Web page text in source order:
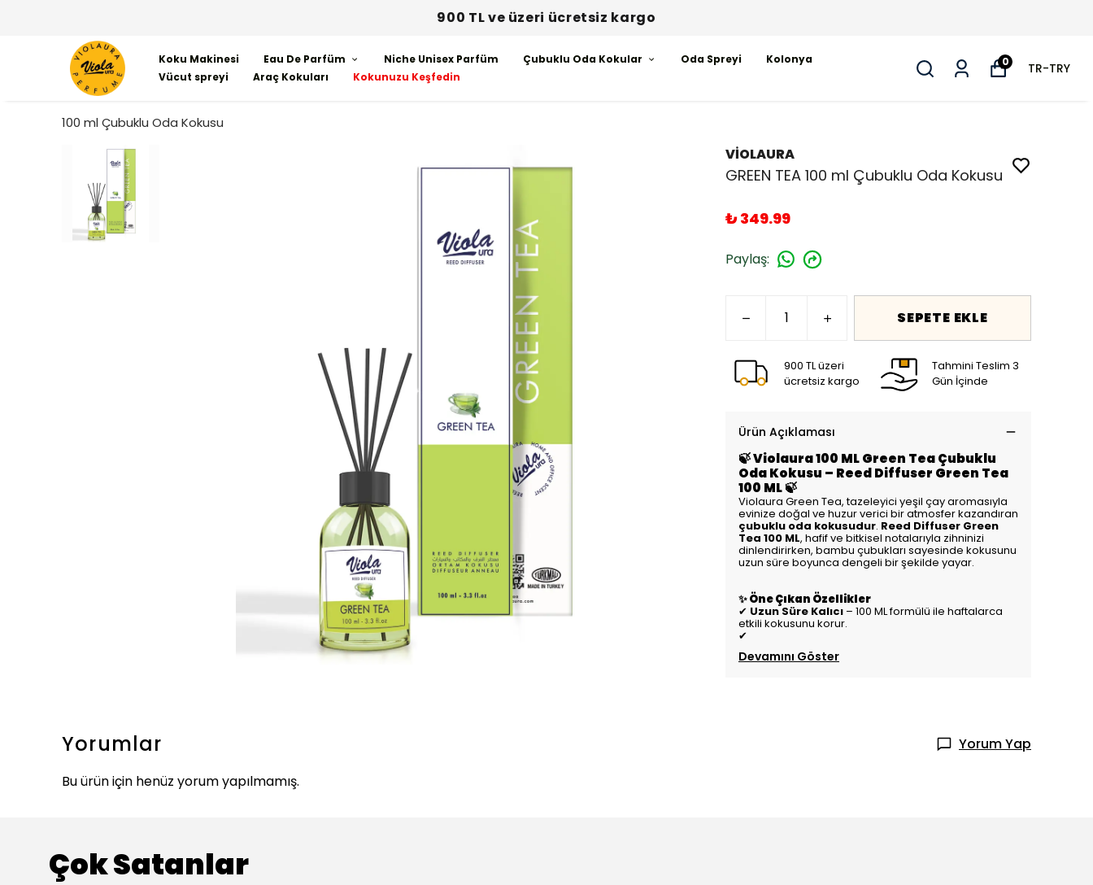
900 TL ve üzeri ücretsiz kargo
Koku Makinesi Eau De Parfüm Niche Unisex Parfüm Çubuklu Oda Kokular Oda Spreyi
Kolonya
Vücut spreyi
Araç Kokuları Kokunuzu Keşfedin
0 TR-TRY
100 ml Çubuklu Oda Kokusu
VİOLAURA
GREEN TEA 100 ml Çubuklu Oda Kokusu
₺ 349.99
Paylaş:
SEPETE EKLE
900 TL üzeri
ücretsiz kargo
Tahmini Teslim 3
Gün İçinde
Ürün Açıklaması
🍃 Violaura 100 ML Green Tea Çubuklu
Oda Kokusu – Reed Diffuser Green Tea
100 ML 🍃
Violaura Green Tea, tazeleyici yeşil çay aromasıyla
evinize doğal ve huzur verici bir atmosfer kazandıran
çubuklu oda kokusudur. Reed Diffuser Green
Tea 100 ML, hafif ve bitkisel notalarıyla zihninizi
dinlendirirken, bambu çubukları sayesinde kokusunu
uzun süre boyunca dengeli bir şekilde yayar.
✨ Öne Çıkan Özellikler
✔ Uzun Süre Kalıcı – 100 ML formülü ile haftalarca
etkili kokusunu korur.
✔
Devamını Göster
Yorumlar
Yorum Yap
Bu ürün için henüz yorum yapılmamış.
Çok Satanlar